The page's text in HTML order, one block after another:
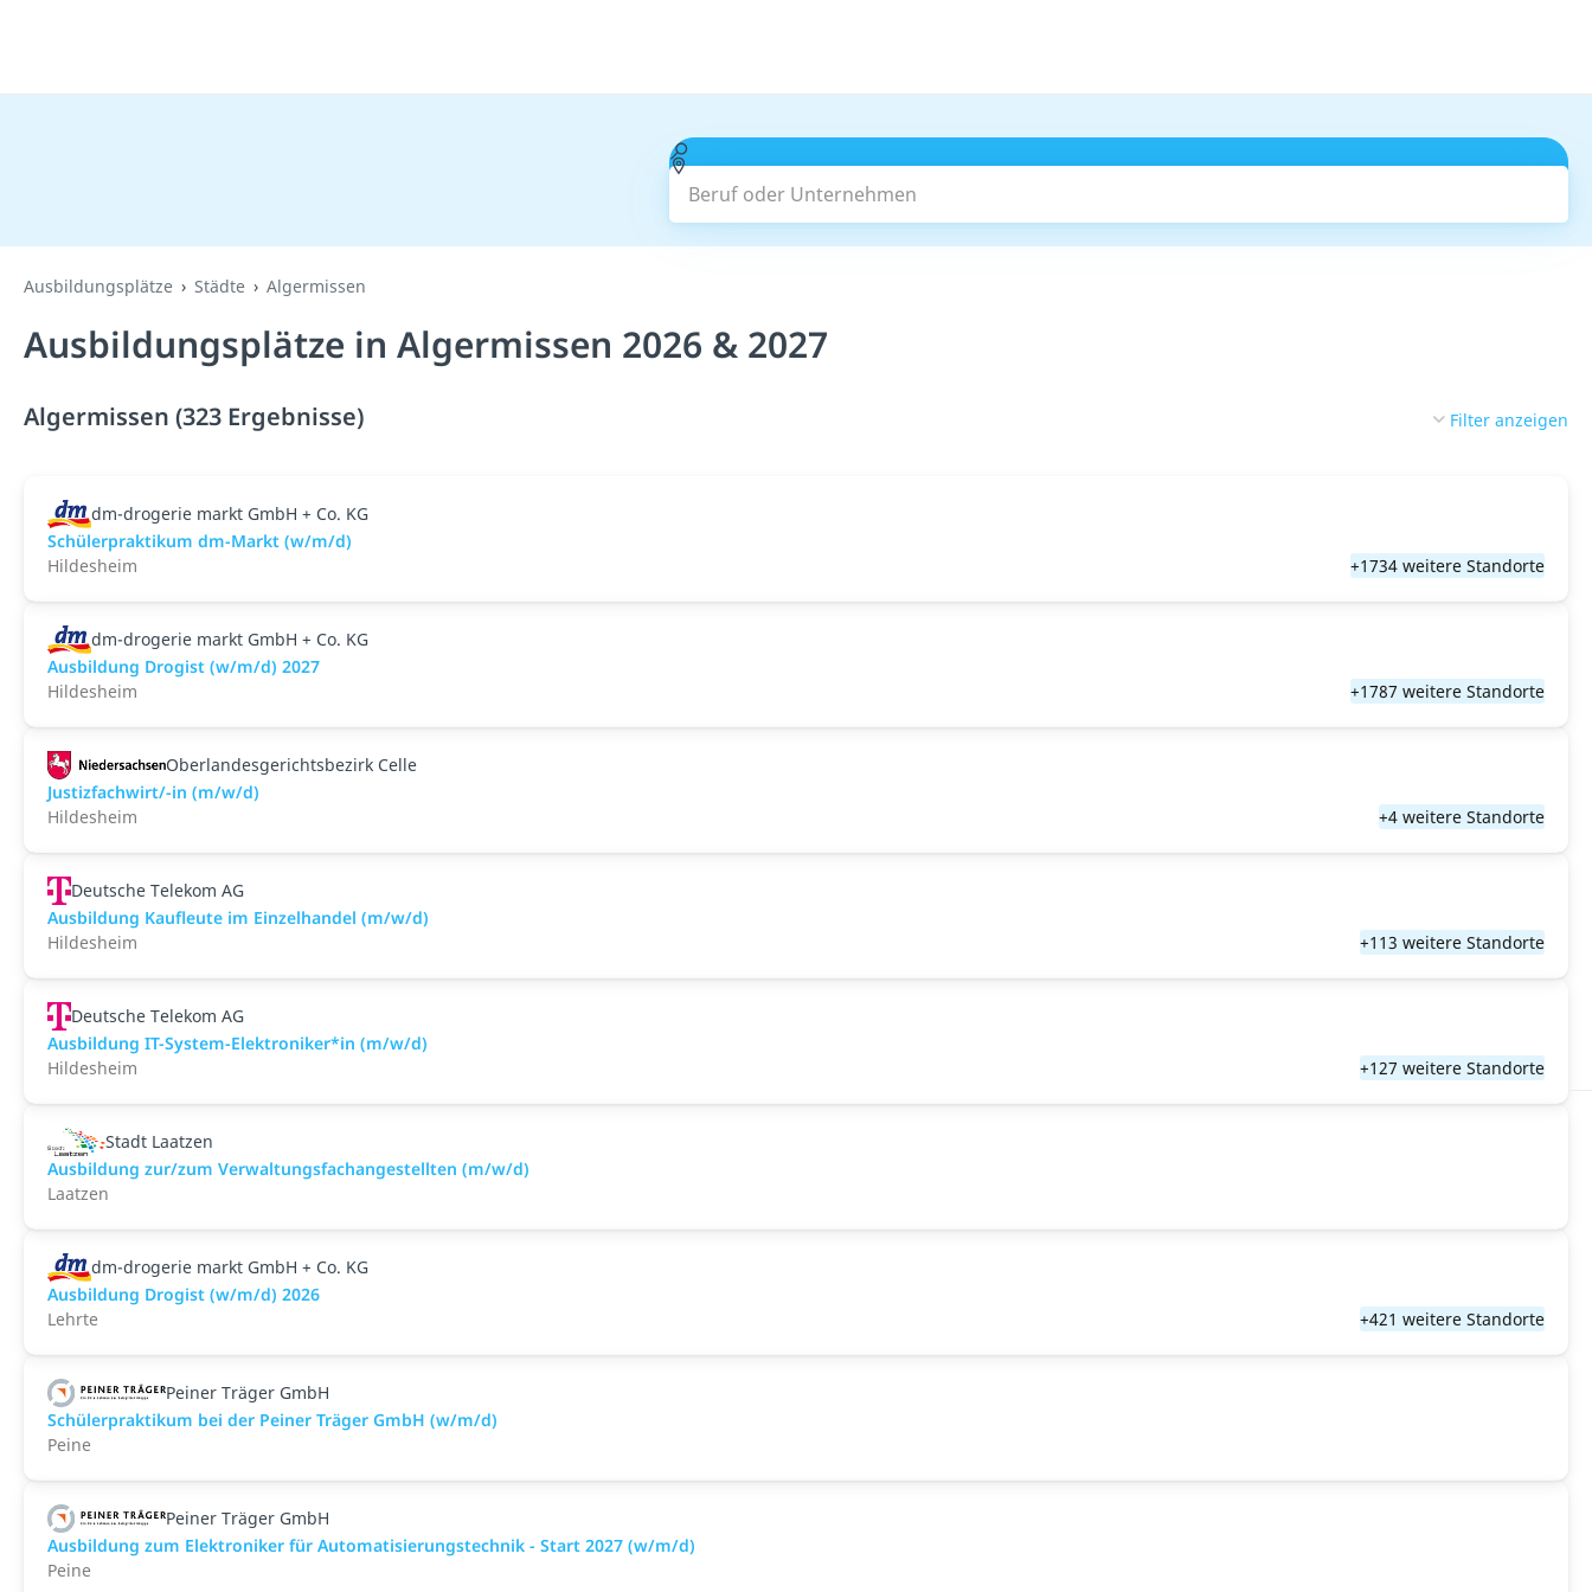
Beruf oder Unternehmen
Ausbildungsplätze Städte Algermissen
Ausbildungsplätze in Algermissen 2026 & 2027
Algermissen (323 Ergebnisse) Filter anzeigen
dm-drogerie markt GmbH + Co. KG
Schülerpraktikum dm-Markt (w/m/d)
Hildesheim
+1734 weitere Standorte
dm-drogerie markt GmbH + Co. KG
Ausbildung Drogist (w/m/d) 2027
Hildesheim
+1787 weitere Standorte
Oberlandesgerichtsbezirk Celle
Justizfachwirt/-in (m/w/d)
Hildesheim
+4 weitere Standorte
Deutsche Telekom AG
Ausbildung Kaufleute im Einzelhandel (m/w/d)
Hildesheim
+113 weitere Standorte
Deutsche Telekom AG
Ausbildung IT-System-Elektroniker*in (m/w/d)
Hildesheim
+127 weitere Standorte
Stadt Laatzen
Ausbildung zur/zum Verwaltungsfachangestellten (m/w/d)
Laatzen
dm-drogerie markt GmbH + Co. KG
Ausbildung Drogist (w/m/d) 2026
Lehrte
+421 weitere Standorte
Peiner Träger GmbH
Schülerpraktikum bei der Peiner Träger GmbH (w/m/d)
Peine
Peiner Träger GmbH
Ausbildung zum Elektroniker für Automatisierungstechnik - Start 2027 (w/m/d)
Peine